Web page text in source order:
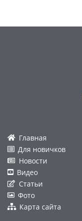
Главная
Для новичков
Новости
Видео
Статьи
Фото
Карта сайта